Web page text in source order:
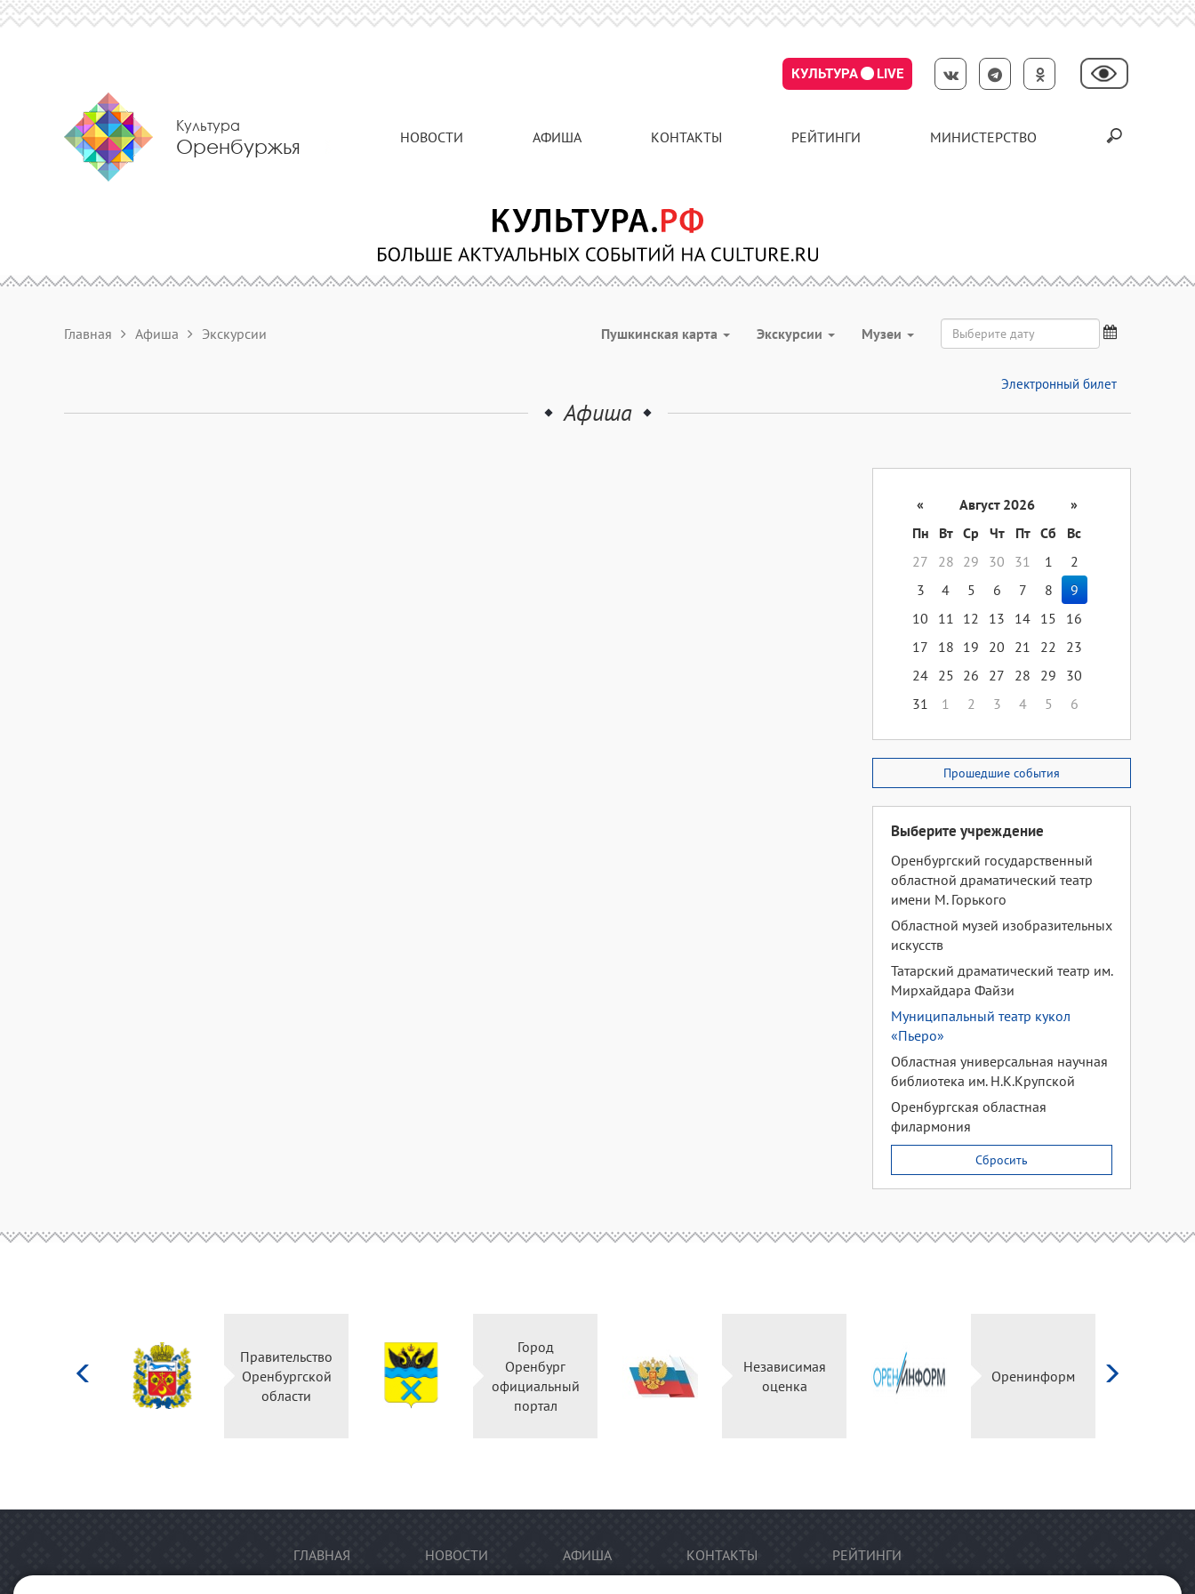
КУЛЬТУРА LIVE
Культура
Оренбуржья НОВОСТИ АФИША КОНТАКТЫ РЕЙТИНГИ МИНИСТЕРСТВО
Главная Афиша Экскурсии Пушкинская карта Экскурсии Музеи
Электронный билет
Афиша
« Август 2026
»
Пн
Вт Ср Чт Пт Сб
Вс
27
28 29 30 31 1
2
3
4 5 6 7 8
9
10
11 12 13 14 15
16
17
18 19 20 21 22
23
24 25 26 27 28 29
30
31
1 2 3 4 5 6
Прошедшие события
Выберите учреждение
Оренбургский государственный
областной драматический театр
имени М. Горького
Областной музей изобразительных
искусств
Татарский драматический театр им.
Мирхайдара Файзи
Муниципальный театр кукол
«Пьеро»
Областная универсальная научная
библиотека им. Н.К.Крупской
Оренбургская областная
филармония
Сбросить
Правительство
Оренбургской
области
Город
Оренбург
официальный
портал
Независимая
оценка
Оренинформ
ГЛАВНАЯ НОВОСТИ АФИША КОНТАКТЫ РЕЙТИНГИ